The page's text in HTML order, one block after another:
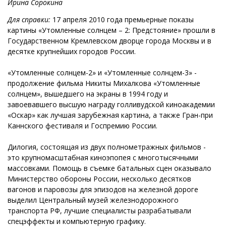
Ирина Сорокина
Для справки: 17 апреля 2010 года премьерные показы
картины «Утомленные солнцем – 2: Предстояние» прошли в
Государственном Кремлевском дворце города Москвы и в
десятке крупнейших городов России.
«Утомленные солнцем-2» и «Утомленные солнцем-3» -
продолжение фильма Никиты Михалкова «Утомленные
солнцем», вышедшего на экраны в 1994 году и
завоевавшего высшую награду голливудской киноакадемии
«Оскар» как лучшая зарубежная картина, а также Гран-при
Каннского фестиваля и Госпремию России.
Дилогия, состоящая из двух полнометражных фильмов -
это крупномасштабная киноэпопея с многотысячными
массовками. Помощь в съемке батальных сцен оказывало
Министерство обороны России, несколько десятков
вагонов и паровозы для эпизодов на железной дороге
выделил Центральный музей железнодорожного
транспорта РФ, лучшие специалисты разрабатывали
спецэффекты и компьютерную графику.